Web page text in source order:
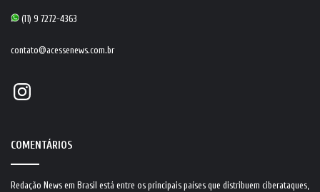
(11) 9 7272-4363
contato@acessenews.com.br
Instagram
COMENTÁRIOS
Redação News em Brasil está entre os principais países que distribuem ciberataques,